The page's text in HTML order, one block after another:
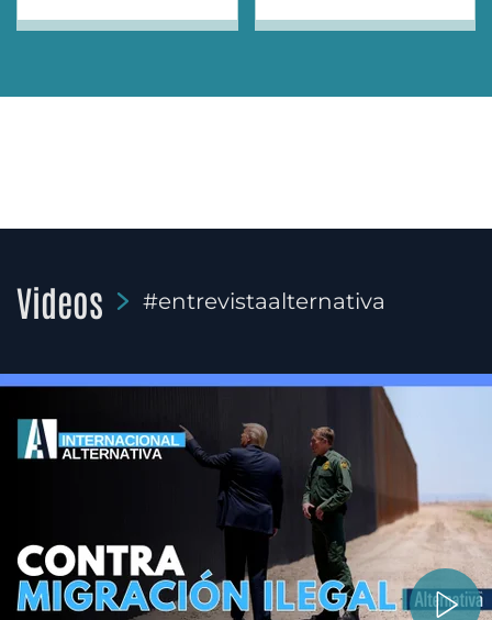
Videos #entrevistaalternativa